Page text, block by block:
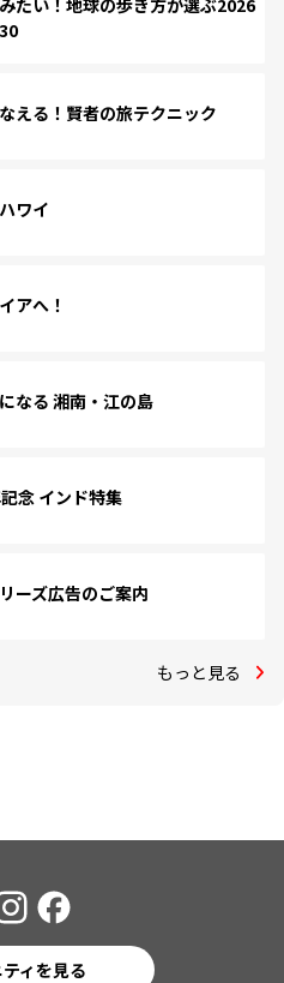
える！賢者の旅テクニック
ワイ
アへ！
なる 湘南・江の島
念 インド特集
ーズ広告のご案内
もっと見る
ィを見る